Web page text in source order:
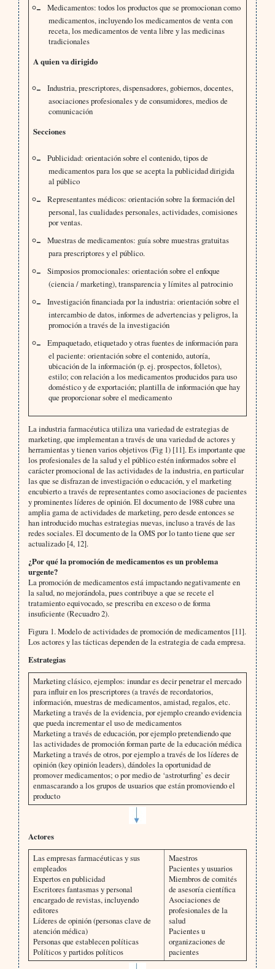
Medicamentos: todos los productos que se promocionan como
medicamentos, incluyendo los medicamentos de venta con
receta, los medicamentos de venta libre y las medicinas
tradicionales
A quien va dirigido
Industria, prescriptores, dispensadores, gobiernos, docentes,
asociaciones profesionales y de consumidores, medios de
comunicación
Secciones
Publicidad: orientación sobre el contenido, tipos de
medicamentos para los que se acepta la publicidad dirigida
al público
Representantes médicos: orientación sobre la formación del
personal, las cualidades personales, actividades, comisiones
por ventas.
Muestras de medicamentos: guía sobre muestras gratuitas
para prescriptores y el público.
Simposios promocionales: orientación sobre el enfoque
(ciencia / marketing), transparencia y límites al patrocinio
Investigación financiada por la industria: orientación sobre el
intercambio de datos, informes de advertencias y peligros, la
promoción a través de la investigación
Empaquetado, etiquetado y otras fuentes de información para
el paciente: orientación sobre el contenido, autoría,
ubicación de la información (p. ej. prospectos, folletos),
estilo; con relación a los medicamentos producidos para uso
doméstico y de exportación; plantilla de información que hay
que proporcionar sobre el medicamento
La industria farmacéutica utiliza una variedad de estrategias de
marketing, que implementan a través de una variedad de actores y
herramientas y tienen varios objetivos (Fig 1) [11]. Es importante que
los profesionales de la salud y el público estén informados sobre el
carácter promocional de las actividades de la industria, en particular
las que se disfrazan de investigación o educación, y el marketing
encubierto a través de representantes como asociaciones de pacientes
y prominentes líderes de opinión. El documento de 1988 cubre una
amplia gama de actividades de marketing, pero desde entonces se
han introducido muchas estrategias nuevas, incluso a través de las
redes sociales. El documento de la OMS por lo tanto tiene que ser
actualizado [4, 12].
¿Por qué la promoción de medicamentos es un problema
urgente?
La promoción de medicamentos está impactando negativamente en
la salud, no mejorándola, pues contribuye a que se recete el
tratamiento equivocado, se prescriba en exceso o de forma
insuficiente (Recuadro 2).
Figura 1. Modelo de actividades de promoción de medicamentos [11].
Los actores y las tácticas dependen de la estrategia de cada empresa.
Estrategias
Marketing clásico, ejemplos: inundar es decir penetrar el mercado
para influir en los prescriptores (a través de recordatorios,
información, muestras de medicamentos, amistad, regalos, etc.
Marketing a través de la evidencia, por ejemplo creando evidencia
que pueda incrementar el uso de medicamentos
Marketing a través de educación, por ejemplo pretendiendo que
las actividades de promoción forman parte de la educación médica
Marketing a través de otros, por ejemplo a través de los líderes de
opinión (key opinión leaders), dándoles la oportunidad de
promover medicamentos; o por medio de ‘astroturfing’ es decir
enmascarando a los grupos de usuarios que están promoviendo el
producto
Actores
Las empresas farmacéuticas y sus
empleados
Expertos en publicidad
Escritores fantasmas y personal
encargado de revistas, incluyendo
editores
Líderes de opinión (personas clave de
atención médica)
Personas que establecen políticas
Políticos y partidos políticos
Maestros
Pacientes y usuarios
Miembros de comités
de asesoría científica
Asociaciones de
profesionales de la
salud
Pacientes u
organizaciones de
pacientes